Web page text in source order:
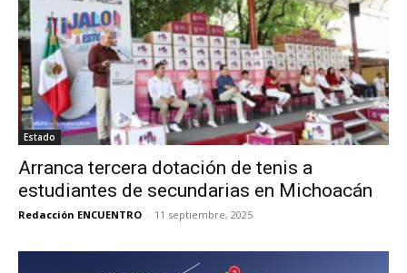
Estado
Arranca tercera dotación de tenis a
estudiantes de secundarias en Michoacán
Redacción ENCUENTRO - 11 septiembre, 2025